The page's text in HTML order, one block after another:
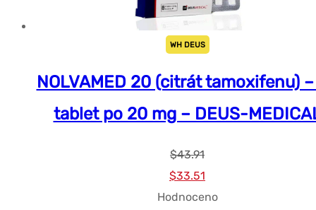
WH DEUS
NOLVAMED 20 (citrát tamoxifenu)
tablet po 20 mg – DEUS-
$43.91
Původní
cena
$33.51
cena
Hodnoceno